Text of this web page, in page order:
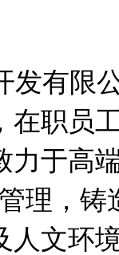
有限
在职员
力于高
理，
人文环